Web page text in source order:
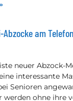
Abzocke am Telefon
neuer Abzock-
interessante
Senioren
werden ohne ihre